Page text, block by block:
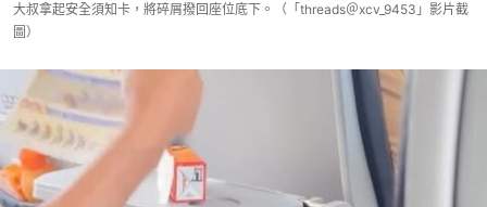
大叔拿起安全須知卡，將碎屑撥回座位底下。（「threads＠xcv_9453」影片截
圖）